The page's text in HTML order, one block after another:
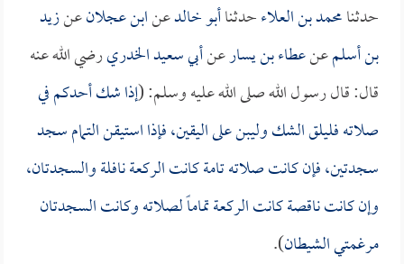
حدثنامحمد بن العلاءحدثناأبو خالدعنابن عجلانعنزيد
بن أسلمعنعطاء بن يسارعنأبي سعيد الخدريرضي الله عنه
قال: قال رسول الله صلى الله عليه وسلم: (إذا شك أحدكم في
صلاته فليلق الشك وليبن على اليقين، فإذا استيقن التمام سجد
سجدتين، فإن كانت صلاته تامة كانت الركعة نافلة والسجدتان،
وإن كانت ناقصة كانت الركعة تماماً لصلاته وكانت السجدتان
مرغمتي الشيطان).